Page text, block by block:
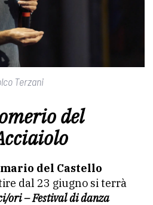
Terzani
del
del Castello
dal 23 giugno si terrà
ori – Festival di danza